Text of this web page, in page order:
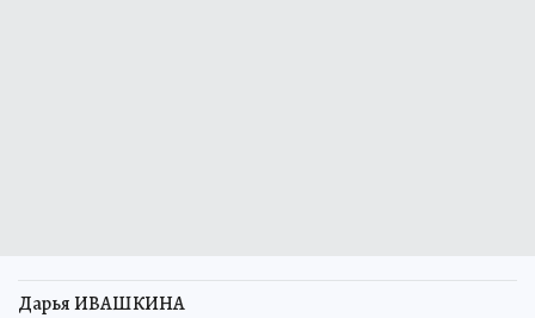
Дарья ИВАШКИНА